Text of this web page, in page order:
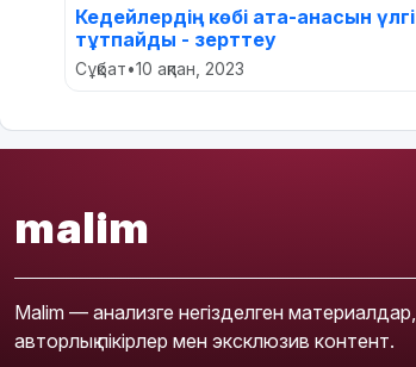
Кедейлердің көбі ата-анасын үлгі
тұтпайды - зерттеу
Сұқбат•10 ақпан, 2023
malim
Malim — анализге негізделген материалдар,
авторлық пікірлер мен эксклюзив контент.